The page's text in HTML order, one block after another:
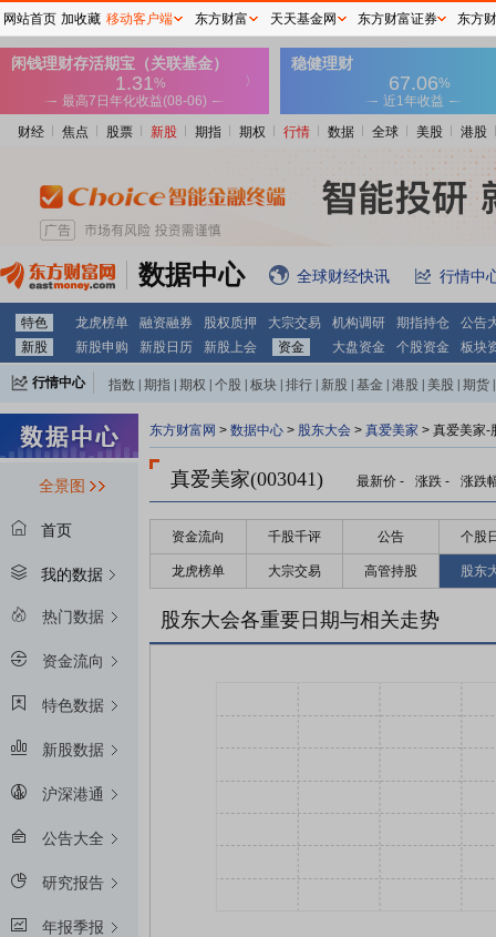
财经 焦点 股票 新股 期指 期权 行情 数据 全球 美股 港股
数据中心 全球财经快讯 行情中
特色 龙虎榜单 融资融券 股权质押 大宗交易 机构调研 期指持仓
公告
新股
新股申购 新股日历 新股上会 资金 大盘资金 个股资金 板块
行情中心 指数 期指 期权 个股 板块 排行 新股 基金 港股 美股 期货
全景图
首页
我的数据
热门数据
资金流向
特色数据
新股数据
沪深港通
公告大全
研究报告
年报季报
东方财富网 > 数据中心 > 股东大会 > 真爱美家 > 真爱美家-
真爱美家(003041) 最新价 - 涨跌 - 涨跌
资金流向 千股千评 公告 个股
龙虎榜单 大宗交易 高管持股 股东
股东大会各重要日期与相关走势
网站首页 加收藏 移动客户端 东方财富 天天基金网 东方财富证券 东方